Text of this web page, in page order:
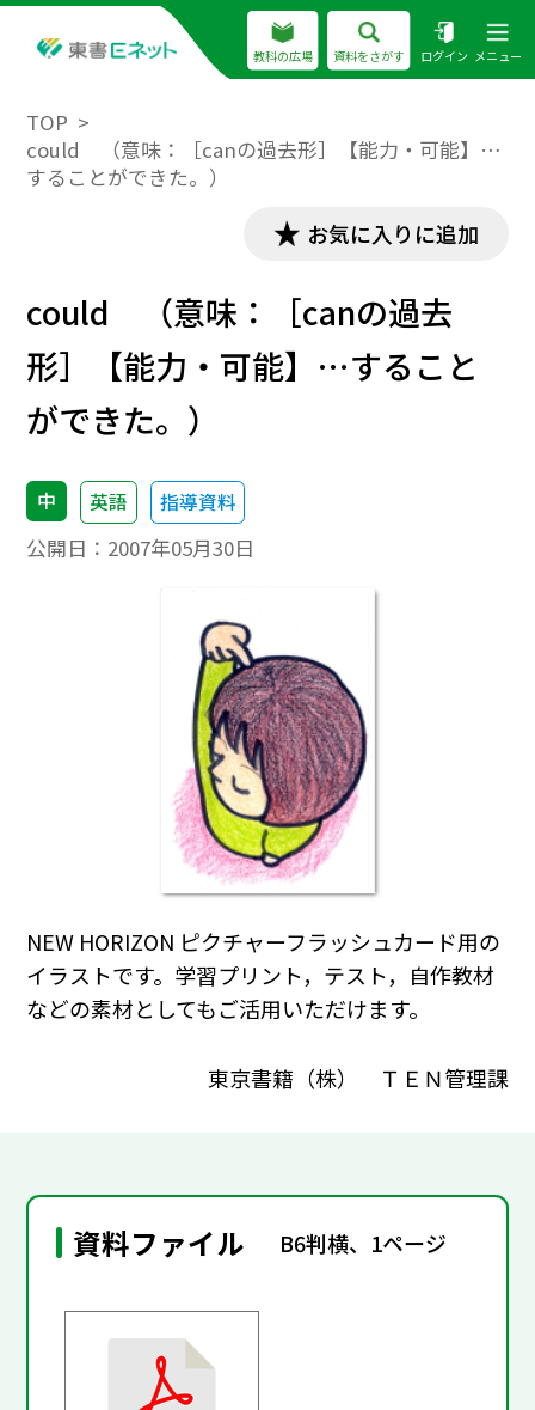
教科の広場 資料をさがす ログイン メニュー
TOP
could （意味：［canの過去形］【能力・可能】…
することができた。）
お気に入りに追加
could （意味：［canの過去
形］【能力・可能】…すること
ができた。）
中 英語 指導資料
公開日： 2007年05月30日
NEW HORIZON ピクチャーフラッシュカード用の
イラストです。学習プリント，テスト，自作教材
などの素材としてもご活用いただけます。
東京書籍（株） ＴＥＮ管理課
資料ファイル B6判横、1ページ